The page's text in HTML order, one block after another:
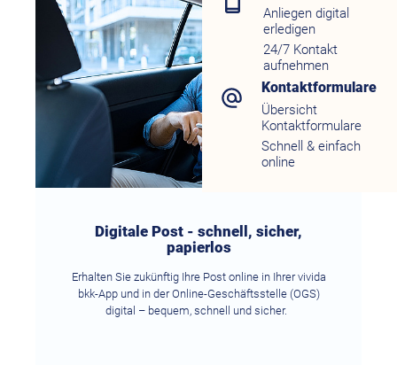
Anliegen digital
erledigen
24/7 Kontakt
aufnehmen
Kontaktformulare
Übersicht
Kontaktformulare
Schnell & einfach
online
Digitale Post - schnell, sicher,
papierlos
Erhalten Sie zukünftig Ihre Post online in Ihrer vivida
bkk-App und in der Online-Geschäftsstelle (OGS)
digital – bequem, schnell und sicher.